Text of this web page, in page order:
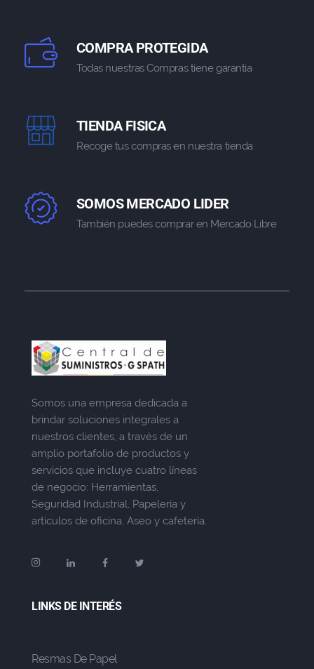
COMPRA PROTEGIDA
Todas nuestras Compras tiene garantia
TIENDA FISICA
Recoge tus compras en nuestra tienda
SOMOS MERCADO LIDER
También puedes comprar en Mercado Libre
Somos una empresa dedicada a
brindar soluciones integrales a
nuestros clientes, a través de un
amplio portafolio de productos y
servicios que incluye cuatro líneas
de negocio: Herramientas,
Seguridad Industrial, Papelería y
artículos de oficina, Aseo y cafetería.
LINKS DE INTERÉS
Resmas De Papel